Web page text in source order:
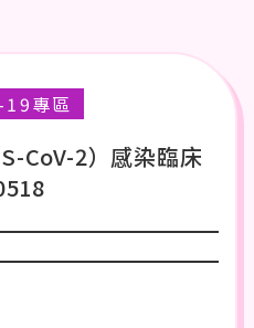
專區
CoV-2）感染臨床